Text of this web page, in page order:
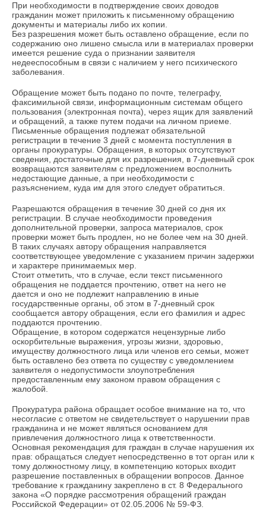
При необходимости в подтверждение своих доводов
гражданин может приложить к письменному обращению
документы и материалы либо их копии.
Без разрешения может быть оставлено обращение, если по
содержанию оно лишено смысла или в материалах проверки
имеется решение суда о признании заявителя
недееспособным в связи с наличием у него психического
заболевания.
Обращение может быть подано по почте, телеграфу,
факсимильной связи, информационным системам общего
пользования (электронная почта), через ящик для заявлений
и обращений, а также путем подачи на личном приеме.
Письменные обращения подлежат обязательной
регистрации в течение 3 дней с момента поступления в
органы прокуратуры. Обращения, в которых отсутствуют
сведения, достаточные для их разрешения, в 7-дневный срок
возвращаются заявителям с предложением восполнить
недостающие данные, а при необходимости с
разъяснением, куда им для этого следует обратиться.
Разрешаются обращения в течение 30 дней со дня их
регистрации. В случае необходимости проведения
дополнительной проверки, запроса материалов, срок
проверки может быть продлен, но не более чем на 30 дней.
В таких случаях автору обращения направляется
соответствующее уведомление с указанием причин задержки
и характере принимаемых мер.
Стоит отметить, что в случае, если текст письменного
обращения не поддается прочтению, ответ на него не
дается и оно не подлежит направлению в иные
государственные органы, об этом в 7-дневный срок
сообщается автору обращения, если его фамилия и адрес
поддаются прочтению.
Обращение, в котором содержатся нецензурные либо
оскорбительные выражения, угрозы жизни, здоровью,
имуществу должностного лица или членов его семьи, может
быть оставлено без ответа по существу с уведомлением
заявителя о недопустимости злоупотребления
предоставленным ему законом правом обращения с
жалобой.
Прокуратура района обращает особое внимание на то, что
несогласие с ответом не свидетельствует о нарушении прав
гражданина и не может являться основанием для
привлечения должностного лица к ответственности.
Основная рекомендация для граждан в случае нарушения их
прав: обращаться следует непосредственно в тот орган или к
тому должностному лицу, в компетенцию которых входит
разрешение поставленных в обращении вопросов. Данное
требование к гражданину закреплено в ст. 8 Федерального
закона «О порядке рассмотрения обращений граждан
Российской Федерации» от 02.05.2006 № 59-ФЗ.